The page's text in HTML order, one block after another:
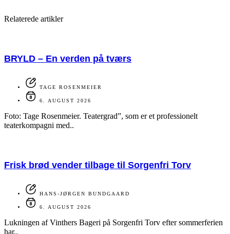
Relaterede artikler
BRYLD – En verden på tværs
TAGE ROSENMEIER
6. AUGUST 2026
Foto: Tage Rosenmeier. Teatergrad”, som er et professionelt
teaterkompagni med..
Frisk brød vender tilbage til Sorgenfri Torv
HANS-JØRGEN BUNDGAARD
6. AUGUST 2026
Lukningen af Vinthers Bageri på Sorgenfri Torv efter sommerferien
har..